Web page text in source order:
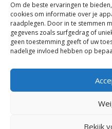
Om de beste ervaringen te
cookies om informatie over je
raadplegen. Door in te stemmen
gegevens zoals surfgedrag of
geen toestemming geeft of uw
nadelige invloed hebben op
Bekijk